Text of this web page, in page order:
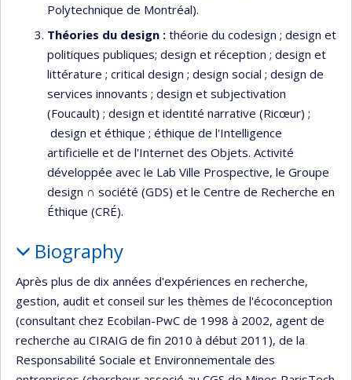
Polytechnique de Montréal).
Théories du design : théorie du codesign ; design et
politiques publiques; design et réception ; design et
littérature ; critical design ; design social ; design de
services innovants ; design et subjectivation
(Foucault) ; design et identité narrative (Ricœur) ;
design et éthique ; éthique de l'Intelligence
artificielle et de l'Internet des Objets. Activité
développée avec le Lab Ville Prospective, le Groupe
design ∩ société (GDS) et le Centre de Recherche en
Éthique (CRÉ).
Biography
Après plus de dix années d'expériences en recherche,
gestion, audit et conseil sur les thèmes de l'écoconception
(consultant chez Ecobilan-PwC de 1998 à 2002, agent de
recherche au CIRAIG de fin 2010 à début 2011), de la
Responsabilité Sociale et Environnementale des